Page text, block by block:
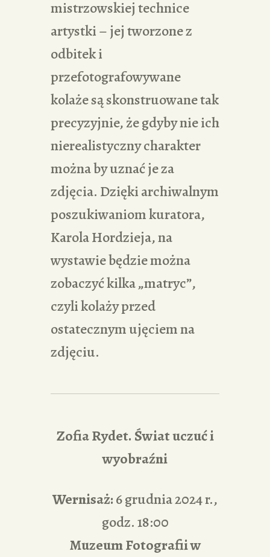
mistrzowskiej technice
artystki – jej tworzone z
odbitek i
przefotografowywane
kolaże są skonstruowane tak
precyzyjnie, że gdyby nie ich
nierealistyczny charakter
można by uznać je za
zdjęcia. Dzięki archiwalnym
poszukiwaniom kuratora,
Karola Hordzieja, na
wystawie będzie można
zobaczyć kilka „matryc”,
czyli kolaży przed
ostatecznym ujęciem na
zdjęciu.
Zofia Rydet. Świat uczuć i
wyobraźni
Wernisaż:6 grudnia 2024 r.,
godz. 18:00
Muzeum Fotografii w